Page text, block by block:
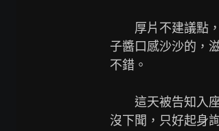
厚片不建議點，
子醬口感沙沙的，
不錯。
這天被告知入座
沒下聞，只好起身